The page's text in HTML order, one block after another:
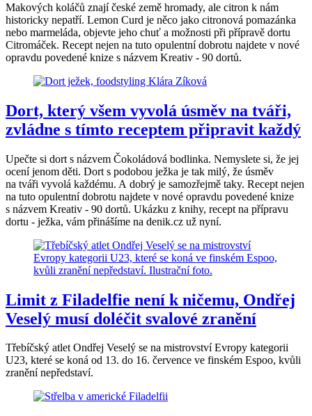
Makových koláčů znají české země hromady, ale citron k nám
historicky nepatří. Lemon Curd je něco jako citronová pomazánka
nebo marmeláda, objevte jeho chuť a možnosti při přípravě dortu
Citromáček. Recept nejen na tuto opulentní dobrotu najdete v nové
opravdu povedené knize s názvem Kreativ - 90 dortů.
Dort, který všem vyvolá úsměv na tváři,
zvládne s tímto receptem připravit každý
Upečte si dort s názvem Čokoládová bodlinka. Nemyslete si, že jej
ocení jenom děti. Dort s podobou ježka je tak milý, že úsměv
na tváři vyvolá každému. A dobrý je samozřejmě taky. Recept nejen
na tuto opulentní dobrotu najdete v nové opravdu povedené knize
s názvem Kreativ - 90 dortů. Ukázku z knihy, recept na přípravu
dortu - ježka, vám přinášíme na denik.cz už nyní.
Limit z Filadelfie není k ničemu, Ondřej
Veselý musí doléčit svalové zranění
Třebíčský atlet Ondřej Veselý se na mistrovství Evropy kategorii
U23, které se koná od 13. do 16. července ve finském Espoo, kvůli
zranění nepředstaví.